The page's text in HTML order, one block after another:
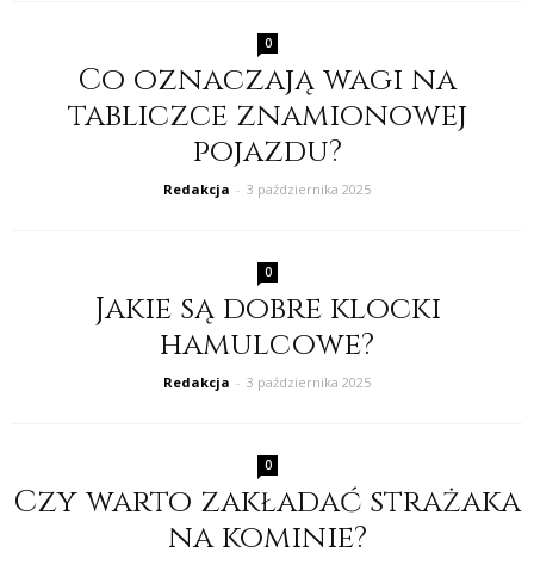
0
Co oznaczają wagi na
tabliczce znamionowej
pojazdu?
Redakcja - 3 października 2025
0
Jakie są dobre klocki
hamulcowe?
Redakcja - 3 października 2025
0
Czy warto zakładać strażaka
na kominie?